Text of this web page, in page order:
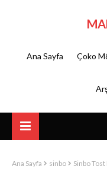
Ana Sayfa Çoko
Ana Sayfa sinbo Sinbo